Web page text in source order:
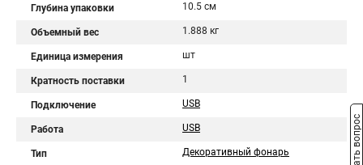
Глубина упаковки 10.5 см
Объемный вес 1.888 кг
Единица измерения шт
Кратность поставки 1
Подключение USB
Работа USB
Тип Декоративный фонарь Задать вопрос